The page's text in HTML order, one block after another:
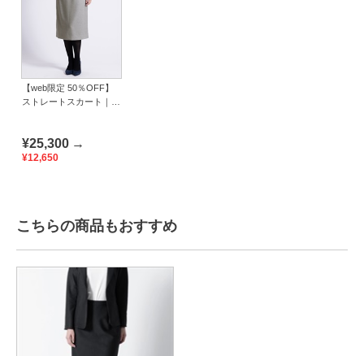
【web限定 50％OFF】
ストレートスカート｜
¥25,300 →
¥12,650
こちらの商品もおすすめ